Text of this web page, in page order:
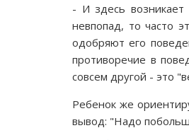
- И здесь возникает
невпопад, то часто
одобряют его
противоречие в
совсем другой - это
Ребенок же
вывод: "Надо